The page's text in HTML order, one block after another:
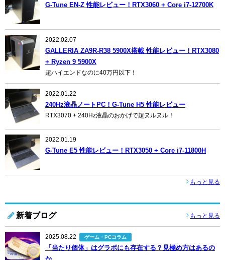
G-Tune EN-Z 性能レビュー！RTX3060 + Core i7-12700K
2022.02.07
GALLERIA ZA9R-R38 5900X搭載 性能レビュー！RTX3080
+ Ryzen 9 5900X
超ハイエンドなのに40万円以下！
2022.01.22
240Hz液晶ノートPC！G-Tune H5 性能レビュー
RTX3070 + 240Hz液晶のおかげで超ヌルヌル！
2022.01.19
G-Tune E5 性能レビュー！RTX3050 + Core i7-11800H
もっと見る
新着ブログ もっと見る
2025.08.22 ゲーム・PCコラム
「当たり個体」はグラボにも存在する？見極め方はあるの